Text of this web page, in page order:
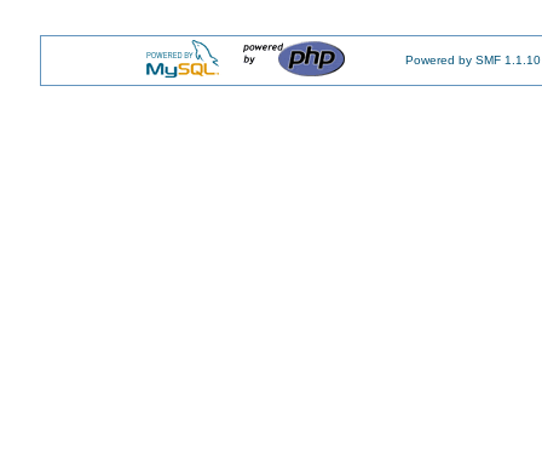
Powered by SMF 1.1.10